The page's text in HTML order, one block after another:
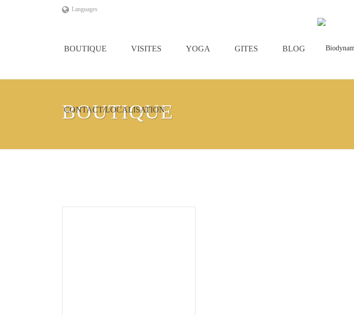
Languages
BOUTIQUE VISITES YOGA GITES BLOG
CONTACT/LOCALISATION
BOUTIQUE